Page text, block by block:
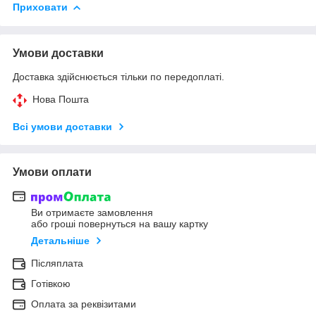
Приховати
Умови доставки
Доставка здійснюється тільки по передоплаті.
Нова Пошта
Всі умови доставки
Умови оплати
Ви отримаєте замовлення
або гроші повернуться на вашу картку
Детальніше
Післяплата
Готівкою
Оплата за реквізитами